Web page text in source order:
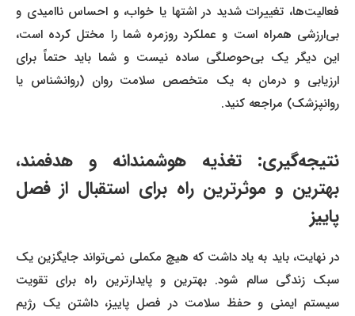
فعالیت‌ها، تغییرات شدید در اشتها یا خواب، و احساس ناامیدی و
بی‌ارزشی همراه است و عملکرد روزمره شما را مختل کرده است،
این دیگر یک بی‌حوصلگی ساده نیست و شما باید حتماً برای
ارزیابی و درمان به یک متخصص سلامت روان (روانشناس یا
روانپزشک) مراجعه کنید.
نتیجه‌گیری: تغذیه هوشمندانه و هدفمند،
بهترین و موثرترین راه برای استقبال از فصل
پاییز
در نهایت، باید به یاد داشت که هیچ مکملی نمی‌تواند جایگزین یک
سبک زندگی سالم شود. بهترین و پایدارترین راه برای تقویت
سیستم ایمنی و حفظ سلامت در فصل پاییز، داشتن یک رژیم